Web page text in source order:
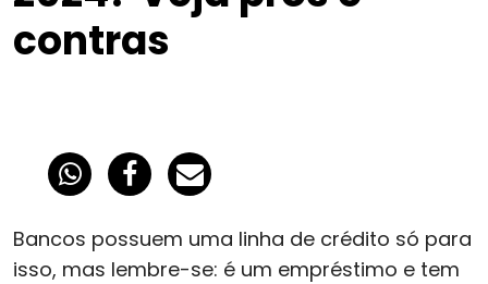
contras
Bancos possuem uma linha de crédito só para
isso, mas lembre-se: é um empréstimo e tem